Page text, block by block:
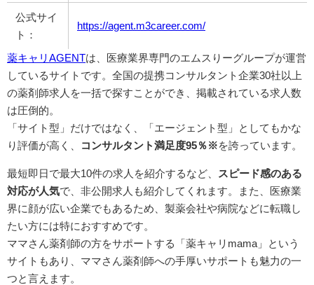
公式サイ
ト：
https://agent.m3career.com/
薬キャリAGENTは、医療業界専門のエムスりーグループが運営
しているサイトです。全国の提携コンサルタント企業30社以上
の薬剤師求人を一括で探すことができ、掲載されている求人数
は圧倒的。
「サイト型」だけではなく、「エージェント型」としてもかな
り評価が高く、
コンサルタント満足度95％※ を誇っています。
最短即日で最大10件の求人を紹介するなど、
スピード感のある
対応が人気で、非公開求人も紹介してくれます。また、医療業
界に顔が広い企業でもあるため、製薬会社や病院などに転職し
たい方には特におすすめです。
ママさん薬剤師の方をサポートする「薬キャリmama」という
サイトもあり、ママさん薬剤師への手厚いサポートも魅力の一
つと言えます。